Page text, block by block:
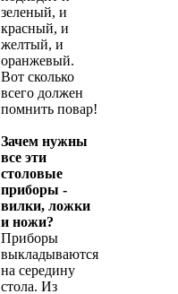
зеленый, и
красный, и
желтый, и
оранжевый.
Вот сколько
всего должен
помнить повар!
Зачем нужны
все эти
столовые
приборы -
вилки, ложки
и ножи?
Приборы
выкладываются
на середину
стола. Из